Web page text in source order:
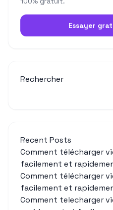
Essayer
Rechercher
Recent Posts
Comment télécharger
facilement et
Comment télécharger
facilement et
Comment telecharger